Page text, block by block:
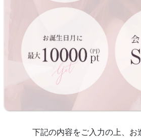
下記の内容をご入力の上、お